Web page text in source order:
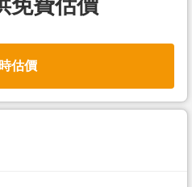
免費估價
估價